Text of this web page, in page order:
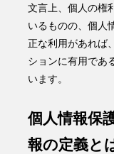
文言上、個人の権
いるものの、個人
正な利用があれば
ションに有用であ
います 。
個人情報保
報の定義と